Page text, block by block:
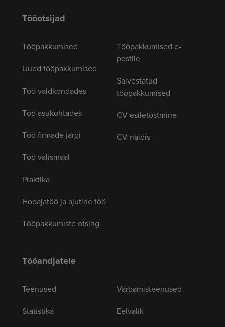
Tööotsijad
Tööpakkumised
Uued tööpakkumised
Töö valdkondades
Töö asukohtades
Töö firmade järgi
Töö välismaal
Praktika
Hooajatöö ja ajutine töö
Tööpakkumiste otsing
Tööpakkumised e-
postile
Salvestatud
tööpakkumised
CV esiletõstmine
CV näidis
Tööandjatele
Teenused
Statistika
Värbamisteenused
Eelvalik